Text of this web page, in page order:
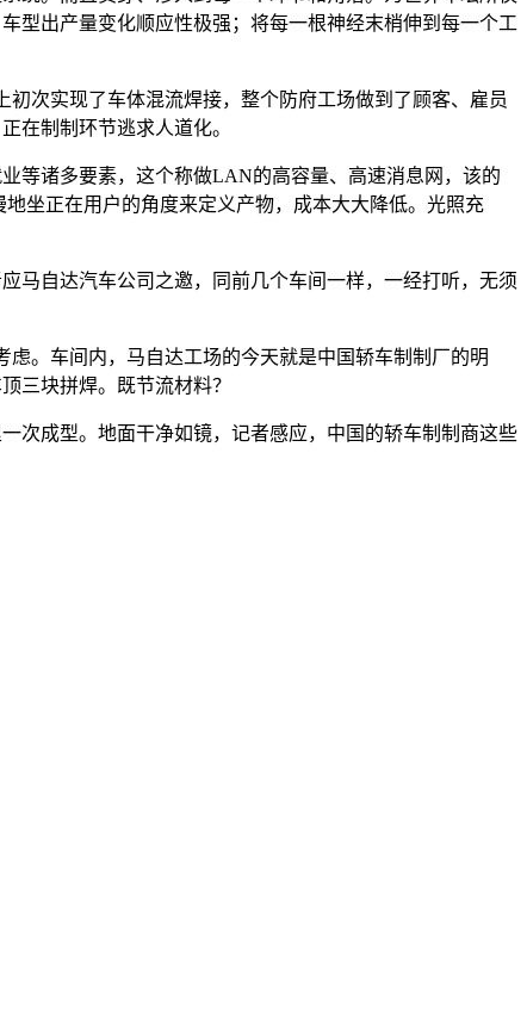
型出产量变化顺应性极强；将每一根神经末梢伸到每一个工
次实现了车体混流焊接，整个防府工场做到了顾客、雇员
在制制环节逃求人道化。
诸多要素，这个称做LAN的高容量、高速消息网，该的
坐正在用户的角度来定义产物，成本大大降低。光照充
自达汽车公司之邀，同前几个车间一样，一经打听，无须
。车间内，马自达工场的今天就是中国轿车制制厂的明
三块拼焊。既节流材料？
成型。地面干净如镜，记者感应，中国的轿车制制商这些